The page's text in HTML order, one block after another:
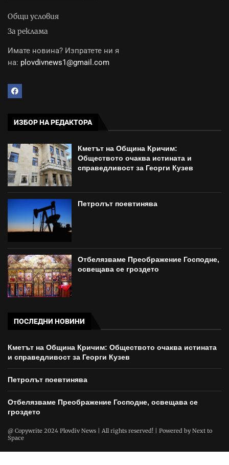
Общи условия
За реклама
Имате новина? Изпратете ни я
на: plovdivnews1@gmail.com
ИЗБОР НА РЕДАКТОРА
Кметът на Община Кричим:
Обществото очаква истината и
справедливост за Георги Кузев
Петролът поевтинява
Отбелязваме Преображение Господне,
освещава се гроздето
ПОСЛЕДНИ НОВИНИ
Кметът на Община Кричим: Обществото очаква истината
и справедливост за Георги Кузев
Петролът поевтинява
Отбелязваме Преображение Господне, освещава се
гроздето
@ Copywrite 2024 Plovdiv News | All rights reserved! | Powered byNext to
Space